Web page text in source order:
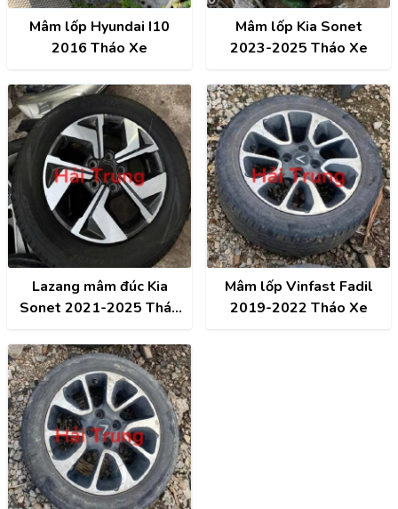
Mâm lốp Hyundai I10
2016 Tháo Xe
Mâm lốp Kia Sonet
2023-2025 Tháo Xe
Lazang mâm đúc Kia
Sonet 2021-2025 Tháo
Mâm lốp Vinfast Fadil
2019-2022 Tháo Xe